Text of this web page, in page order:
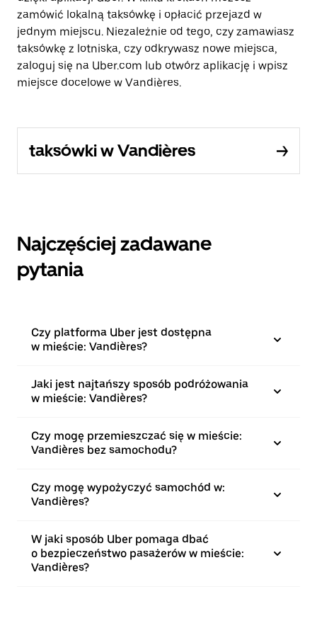
zamówić lokalną taksówkę i opłacić przejazd w
jednym miejscu. Niezależnie od tego, czy zamawiasz
taksówkę z lotniska, czy odkrywasz nowe miejsca,
zaloguj się na Uber.com lub otwórz aplikację i wpisz
miejsce docelowe w Vandières.
taksówki w Vandières
Najczęściej zadawane
pytania
Czy platforma Uber jest dostępna
w mieście: Vandières?
Jaki jest najtańszy sposób podróżowania
w mieście: Vandières?
Czy mogę przemieszczać się w mieście:
Vandières bez samochodu?
Czy mogę wypożyczyć samochód w:
Vandières?
W jaki sposób Uber pomaga dbać
o bezpieczeństwo pasażerów w mieście:
Vandières?